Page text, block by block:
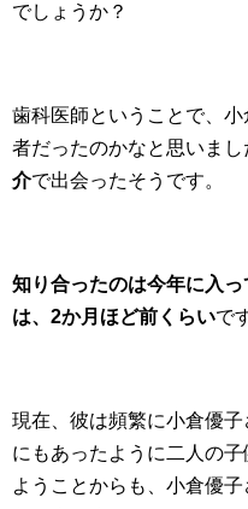
でしょうか？
歯科医師ということで、
者だったのかなと思いま
介で出会ったそうです。
知り合ったのは今年に入
は、2か月ほど前くらいで
現在、彼は頻繁に小倉優
にもあったように二人の
ようことからも、小倉優